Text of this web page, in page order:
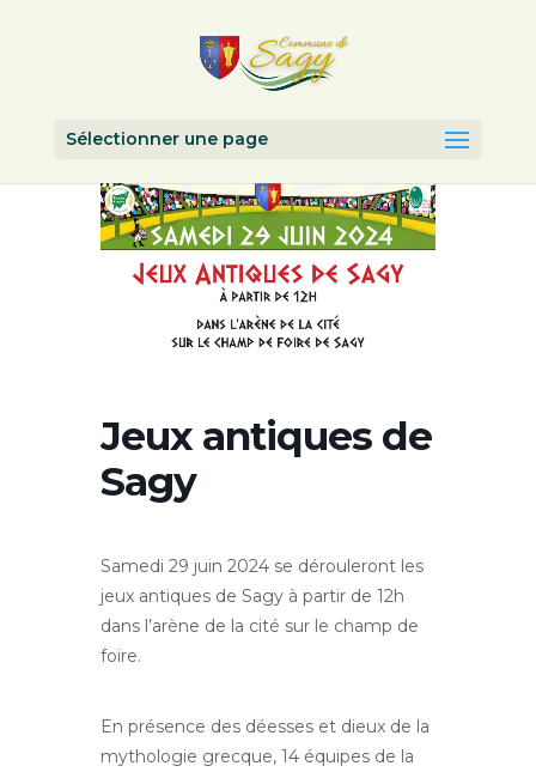
Sélectionner une page
Jeux antiques de
Sagy
Samedi 29 juin 2024 se dérouleront les
jeux antiques de Sagy à partir de 12h
dans l’arène de la cité sur le champ de
foire.
En présence des déesses et dieux de la
mythologie grecque, 14 équipes de la